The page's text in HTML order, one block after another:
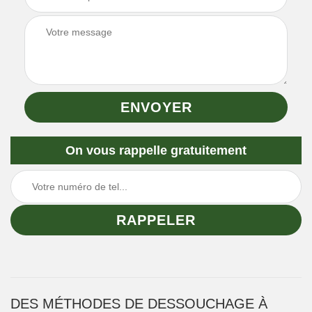
On vous rappelle gratuitement
DES MÉTHODES DE DESSOUCHAGE À